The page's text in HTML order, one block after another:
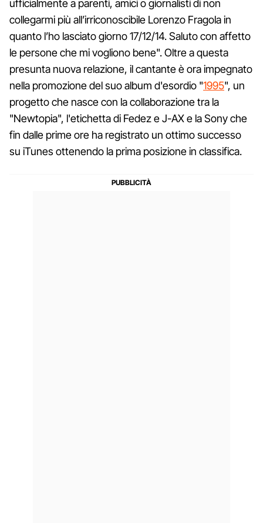
ufficialmente a parenti, amici o giornalisti di non
collegarmi più all’irriconoscibile Lorenzo Fragola in
quanto l’ho lasciato giorno 17/12/14. Saluto con affetto
le persone che mi vogliono bene". Oltre a questa
presunta nuova relazione, il cantante è ora impegnato
nella promozione del suo album d'esordio "1995", un
progetto che nasce con la collaborazione tra la
"Newtopia", l'etichetta di Fedez e J-AX e la Sony che
fin dalle prime ore ha registrato un ottimo successo
su iTunes ottenendo la prima posizione in classifica.